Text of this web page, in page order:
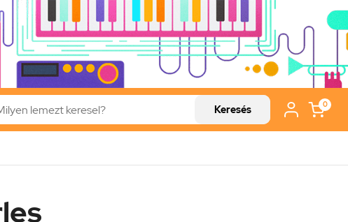
Keresés 0